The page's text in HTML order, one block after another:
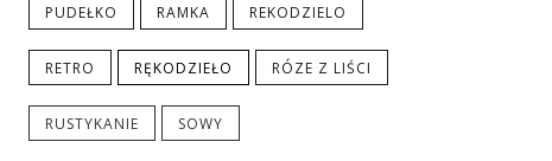
PUDEŁKO RAMKA REKODZIELO
RETRO RĘKODZIEŁO RÓZE Z LIŚCI
RUSTYKANIE SOWY